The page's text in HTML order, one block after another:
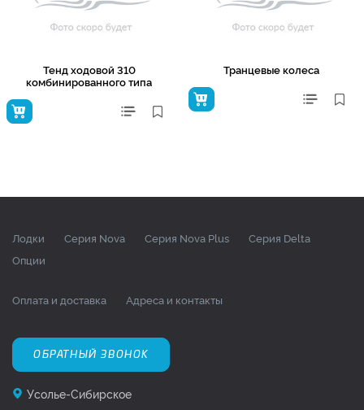
Тенд ходовой 310
комбинированного типа
Транцевые колеса
Лодки Серия Nova Серия Nova Plus
Серия Delta
Опции
Оплата и доставка Адреса и контакты
ОБРАТНЫЙ ЗВОНОК
Усолье-Сибирское